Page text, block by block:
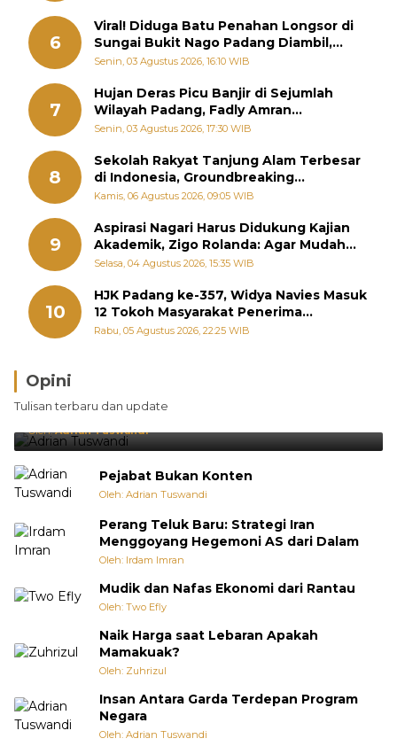
6
Viral! Diduga Batu Penahan Longsor di
Sungai Bukit Nago Padang Diambil,
Warga Khawatir Bencana Terulang
Senin, 03 Agustus 2026, 16:10 WIB
7
Hujan Deras Picu Banjir di Sejumlah
Wilayah Padang, Fadly Amran
Perintahkan OPD Siaga
Senin, 03 Agustus 2026, 17:30 WIB
8
Sekolah Rakyat Tanjung Alam Terbesar
di Indonesia, Groundbreaking
September
Kamis, 06 Agustus 2026, 09:05 WIB
9
Aspirasi Nagari Harus Didukung Kajian
Akademik, Zigo Rolanda: Agar Mudah
Diperjuangkan di Kementerian
Selasa, 04 Agustus 2026, 15:35 WIB
10
HJK Padang ke-357, Widya Navies Masuk
12 Tokoh Masyarakat Penerima
Penghargaan Pemko Padang
Rabu, 05 Agustus 2026, 22:25 WIB
Opini
Tulisan terbaru dan update
Brasil Lebih Diunggulkan, tetapi Jepang Selalu
Punya Cara Membuat Kejutan
Oleh:Adrian Tuswandi
Pejabat Bukan Konten
Oleh: Adrian Tuswandi
Perang Teluk Baru: Strategi Iran
Menggoyang Hegemoni AS dari Dalam
Oleh: Irdam Imran
Mudik dan Nafas Ekonomi dari Rantau
Oleh: Two Efly
Naik Harga saat Lebaran Apakah
Mamakuak?
Oleh: Zuhrizul
Insan Antara Garda Terdepan Program
Negara
Oleh: Adrian Tuswandi